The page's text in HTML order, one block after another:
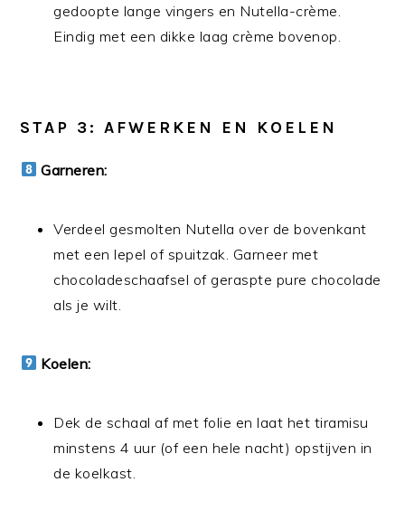
gedoopte lange vingers en Nutella-crème.
Eindig met een dikke laag crème bovenop.
STAP 3: AFWERKEN EN KOELEN
Garneren:
Verdeel gesmolten Nutella over de bovenkant
met een lepel of spuitzak. Garneer met
chocoladeschaafsel of geraspte pure chocolade
als je wilt.
Koelen:
Dek de schaal af met folie en laat het tiramisu
minstens 4 uur (of een hele nacht) opstijven in
de koelkast.